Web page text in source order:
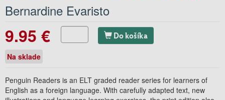
Bernardine Evaristo
9.95 € Do košíka
Na sklade
Penguin Readers is an ELT graded reader series for learners of
English as a foreign language. With carefully adapted text, new